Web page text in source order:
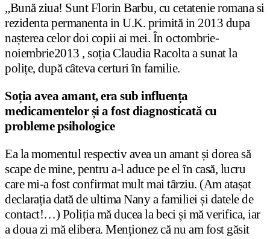
„Bună ziua! Sunt Florin Barbu, cu cetatenie romana si
rezidenta permanenta in U.K. primită in 2013 dupa
nașterea celor doi copii ai mei. În octombrie-
noiembrie2013 , soția Claudia Racolta a sunat la
polițe, după câteva certuri în familie.
Soția avea amant, era sub influența
medicamentelor și a fost diagnosticată cu
probleme psihologice
Ea la momentul respectiv avea un amant și dorea să
scape de mine, pentru a-l aduce pe el în casă, lucru
care mi-a fost confirmat mult mai târziu. (Am atașat
declarația dată de ultima Nany a familiei și datele de
contact!…) Poliția mă ducea la beci și mă verifica, iar
a doua zi mă elibera. Menționez că nu am fost găsit